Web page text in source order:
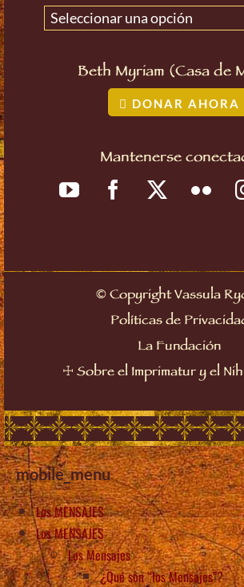
Seleccionar una opción
Beth Myriam (Casa de
DONAR AHORA
Mantenerse
©Copyright Vassula
Políticas de
La Fundación
☩ Sobre el Imprimatur y el
mobile_menu
Los MENSAJES
Los MENSAJES
Los Mensajes
¿Qué son “los Mensajes”?